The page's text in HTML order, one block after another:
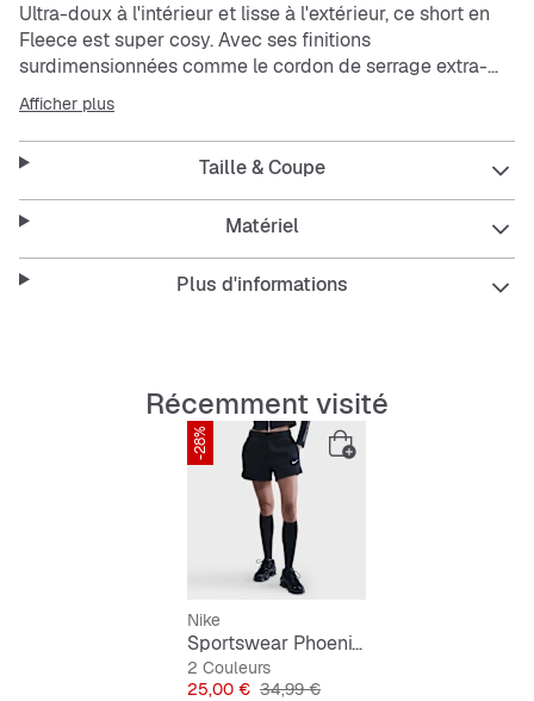
Ultra-doux à l'intérieur et lisse à l'extérieur, ce short en
Fleece est super cosy. Avec ses finitions
surdimensionnées comme le cordon de serrage extra-
long, ton look est tout sauf basique.
Afficher plus
Taille & Coupe
Matériel
Plus d'informations
Récemment visité
-28%
Nike
Sportswear Phoenix Fleece Mid-Rise 4" Shorts
2 Couleurs
Prix
25,00 € Prix original
34,99 €